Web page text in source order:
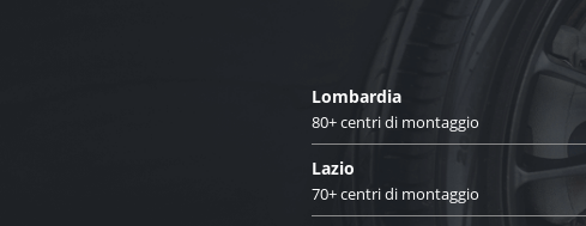
Lombardia
80+ centri di montaggio
Lazio
70+ centri di montaggio